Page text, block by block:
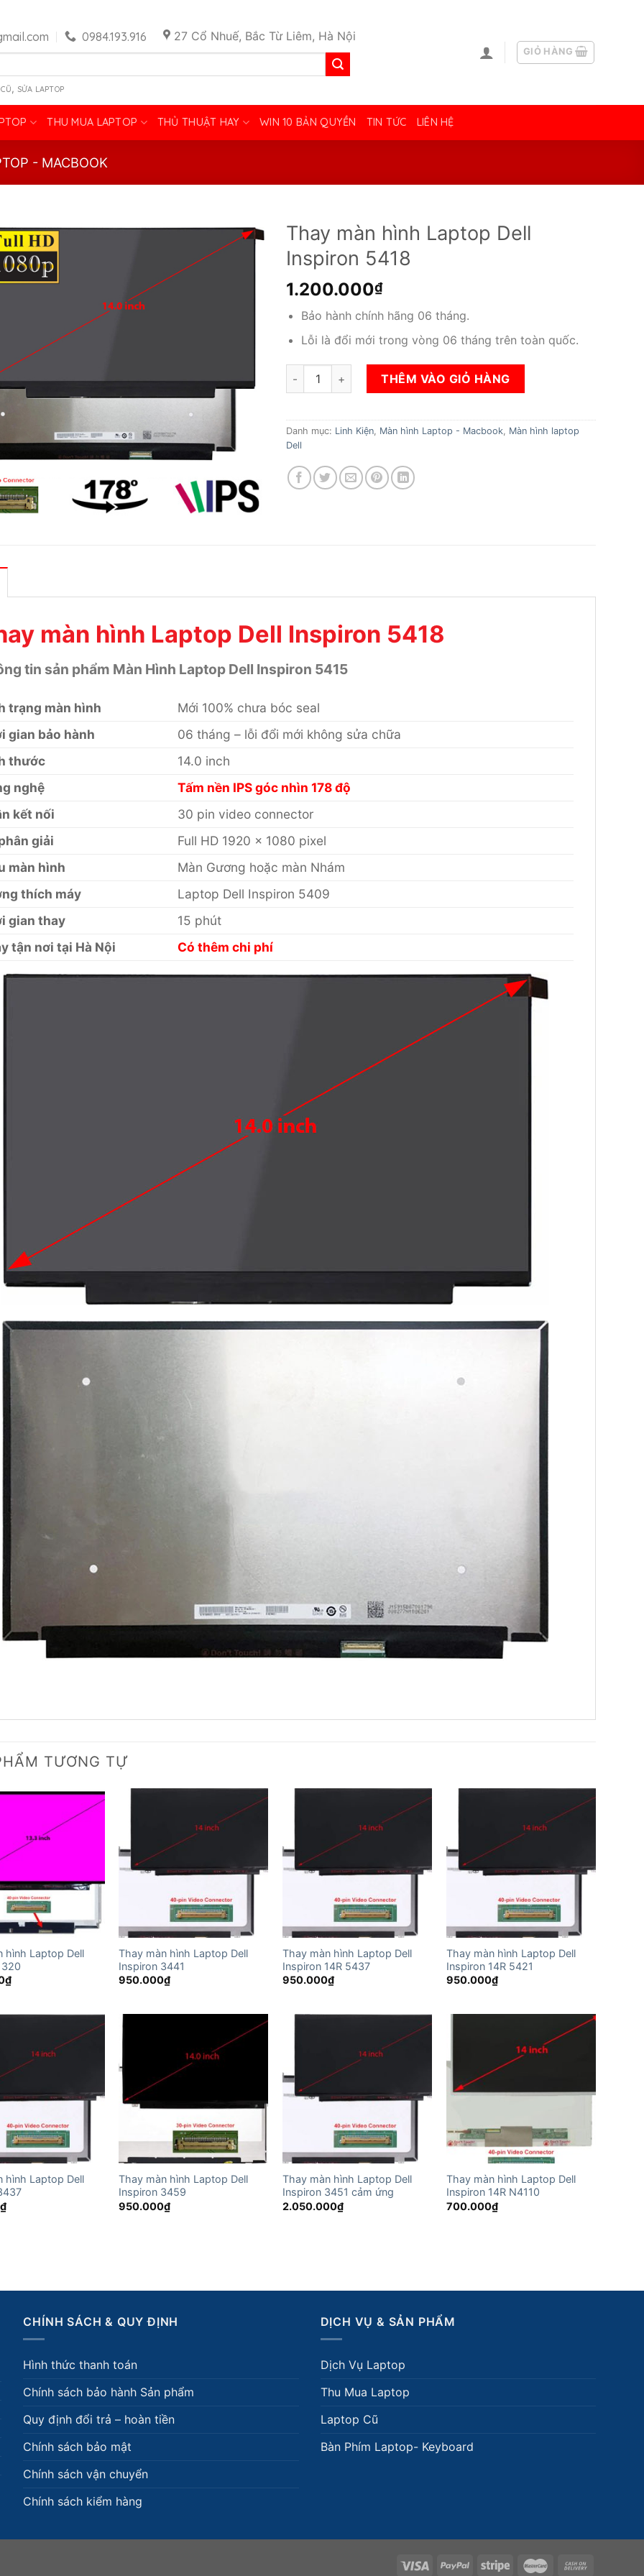
0984.193.916 27 Cổ Nhuế, Bắc Từ Liêm, Hà Nội
, SỬA LAPTOP
GIỎ HÀNG
THU MUA LAPTOP THỦ THUẬT HAY WIN 10 BẢN QUYỀN TIN TỨC LIÊN HỆ
- MACBOOK
Thay màn hình Laptop Dell
Inspiron 5418
1.200.000₫
Bảo hành chính hãng 06 tháng.
Lỗi là đổi mới trong vòng 06 tháng trên toàn quốc.
Thay màn hình Laptop Dell Inspiron 5418 số lượng
THÊM VÀO GIỎ HÀNG
Danh mục: Linh Kiện Màn hình Laptop - Macbook Màn hình laptop
Dell
màn hình Laptop Dell Inspiron 5418
tin sản phẩm Màn Hình Laptop Dell Inspiron 5415
trạng màn hình
Mới 100% chưa bóc seal
gian bảo hành
06 tháng – lỗi đổi mới không sửa chữa
thước
14.0 inch
nghệ
Tấm nền IPS góc nhìn 178 độ
kết nối
30 pin video connector
giải
Full HD 1920 x 1080 pixel
màn hình
Màn Gương hoặc màn Nhám
thích máy
Laptop Dell Inspiron 5409
gian thay
15 phút
tận nơi tại Hà Nội
Có thêm chi phí
TƯƠNG TỰ
hình Laptop Dell
₫
Thay màn hình Laptop Dell
Inspiron 3441
950.000₫
Thay màn hình Laptop Dell
Inspiron 14R 5437
950.000₫
Thay màn hình Laptop Dell
Inspiron 14R 5421
950.000₫
hình Laptop Dell
₫
Thay màn hình Laptop Dell
Inspiron 3459
950.000₫
Thay màn hình Laptop Dell
Inspiron 3451 cảm ứng
2.050.000₫
Thay màn hình Laptop Dell
Inspiron 14R N4110
700.000₫
CHÍNH SÁCH & QUY ĐỊNH
Hình thức thanh toán
Chính sách bảo hành Sản phẩm
Quy định đổi trả – hoàn tiền
Chính sách bảo mật
Chính sách vận chuyển
Chính sách kiểm hàng
DỊCH VỤ & SẢN PHẨM
Dịch Vụ Laptop
Thu Mua Laptop
Laptop Cũ
Bàn Phím Laptop- Keyboard